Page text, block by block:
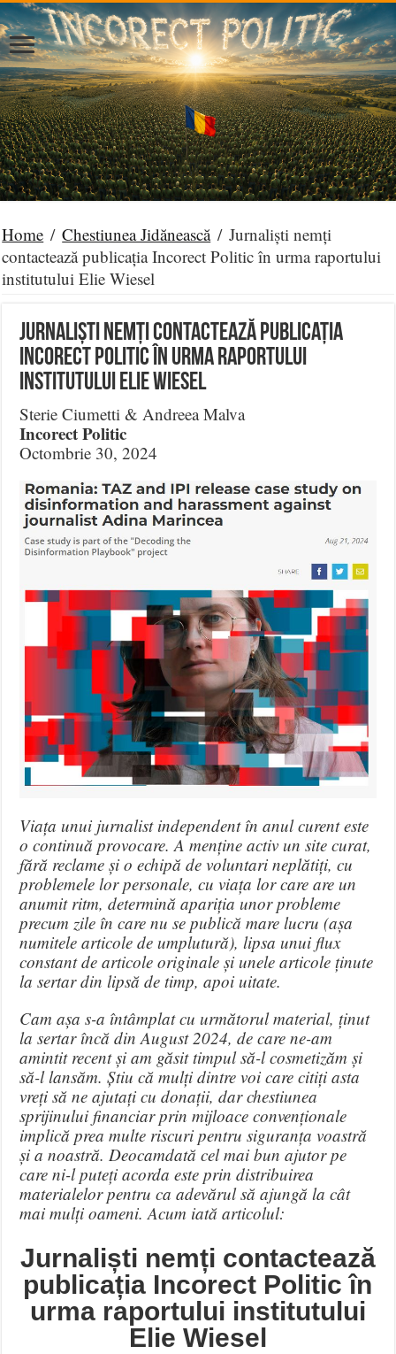
Home / Chestiunea Jidănească / Jurnaliști nemți
contactează publicația Incorect Politic în urma raportului
institutului Elie Wiesel
Jurnaliști nemți contactează publicația
Incorect Politic în urma raportului
institutului Elie Wiesel
Sterie Ciumetti & Andreea Malva
Incorect Politic
Octombrie 30, 2024
Viața unui jurnalist independent în anul curent este
o continuă provocare. A menține activ un site curat,
fără reclame și o echipă de voluntari neplătiți, cu
problemele lor personale, cu viața lor care are un
anumit ritm, determină apariția unor probleme
precum zile în care nu se publică mare lucru (așa
numitele articole de umplutură), lipsa unui flux
constant de articole originale și unelearticole ținute
la sertar din lipsă de timp, apoi uitate.
Cam așa s-a întâmplat cu următorul material, ținut
la sertar încă din August 2024, de care ne-am
amintit recent și am găsit timpul să-l cosmetizăm și
să-l lansăm. Știu că mulți dintre voi care citiți asta
vreți să ne ajutați cu donații, dar chestiunea
sprijinului financiar prin mijloace convenționale
implică prea multe riscuri pentru siguranța voastră
și a noastră. Deocamdată cel mai bun ajutor pe
care ni-l puteți acorda este prin distribuirea
materialelor pentru ca adevărul să ajungă la cât
mai mulți oameni. Acum iată articolul:
Jurnaliști nemți contactează
publicația Incorect Politic în
urma raportului institutului
Elie Wiesel